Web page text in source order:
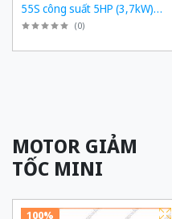
55S công suất 5HP (3,7kW)
1/55 kiểu lắp Mặt bích
(0)
MOTOR GIẢM
TỐC MINI
100%